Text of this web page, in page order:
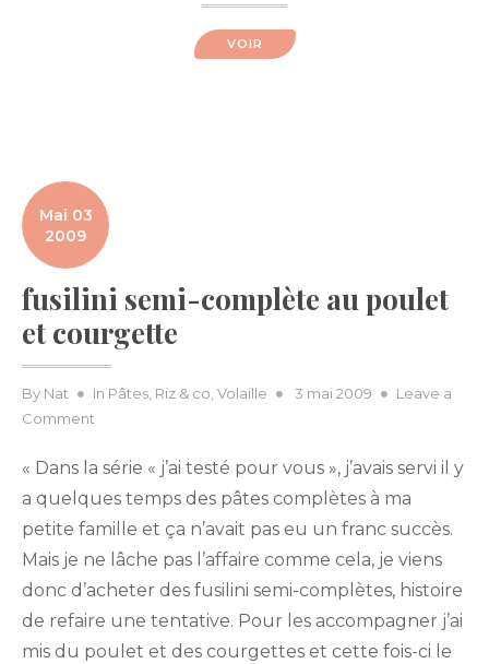
VOIR
Mai 03
2009
fusilini semi-complète au poulet
et courgette
By Nat In Pâtes, Riz & co, Volaille
Posted
3 mai 2009
Leave a
Comment
semi-
complète
et
courgette
« Dans la série « j’ai testé pour vous », j’avais servi il y
a quelques temps des pâtes complètes à ma
petite famille et ça n’avait pas eu un franc succès.
Mais je ne lâche pas l’affaire comme cela, je viens
donc d’acheter des fusilini semi-complètes, histoire
de refaire une tentative. Pour les accompagner j’ai
mis du poulet et des courgettes et cette fois-ci le